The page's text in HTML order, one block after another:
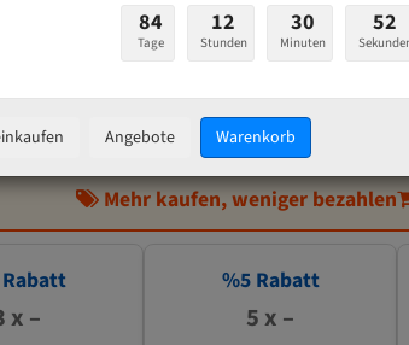
Bitte Maße wählen
IN DEN
Mehr kaufen, weniger bezahlen
x –
%5Rabatt
5 x –
84
Tage
12
Stunden
30
Minuten
51
Angebote Warenkorb